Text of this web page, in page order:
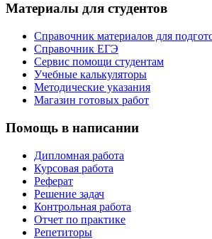
Материалы для студентов
Справочник материалов для
Справочник ЕГЭ
Сервис помощи студентам
Учебные калькуляторы
Методические указания
Магазин готовых работ
Помощь в написании
Дипломная работа
Курсовая работа
Реферат
Решение задач
Контрольная работа
Отчет по практике
Репетиторы